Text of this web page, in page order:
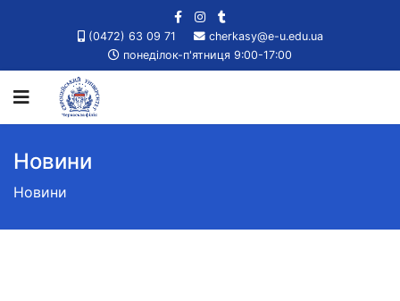
(0472) 63 09 71
cherkasy@e-u.edu.ua
понеділок-п'ятниця 9:00-17:00
Новини
Новини